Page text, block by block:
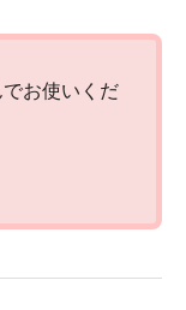
お使いくだ